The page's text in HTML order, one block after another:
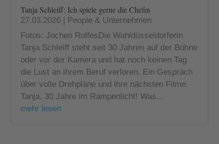
Tanja Schleiff: Ich spiele gerne die Chefin
27.03.2026 | People & Unternehmen
Fotos: Jochen RolfesDie Wahldüsseldorferin
Tanja Schleiff steht seit 30 Jahren auf der Bühne
oder vor der Kamera und hat noch keinen Tag
die Lust an ihrem Beruf verloren. Ein Gespräch
über volle Drehpläne und ihre nächsten Filme.
Tanja, 30 Jahre im Rampenlicht! Was...
mehr lesen